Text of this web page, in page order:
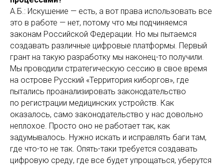
А.Б.: Искушение — есть, а вот права использовать все
это в работе — нет, потому что мы подчиняемся
законам Российской Федерации. Но мы пытаемся
создавать различные цифровые платформы. Первый
грант на такую разработку мы наконец-то получили.
Мы проводили стратегическую сессию в свое время
на острове Русский «Территория киборгов», где
пытались проанализировать законодательство
по регистрации медицинских устройств. Как
оказалось, само законодательство у нас довольно
неплохое. Просто оно не работает так, как
задумывалось. Нужно искать и исправлять баги там,
где что-то не так. Опять-таки требуется создавать
цифровую среду, где все будет упрощаться, уберутся